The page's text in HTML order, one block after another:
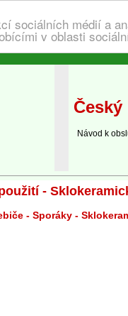
sociálních médií a
v oblasti
Návod k
-
- Sporáky -